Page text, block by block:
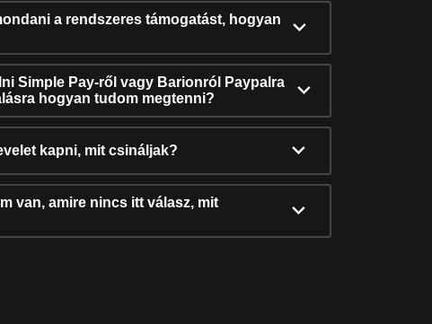
a rendszeres támogatást, hogyan
Simple Pay-ről vagy Barionról Paypalra
hogyan tudom megtenni?
kapni, mit csináljak?
van, amire nincs itt válasz, mit